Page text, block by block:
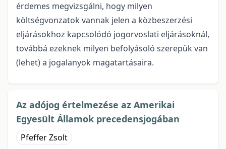
érdemes megvizsgálni, hogy milyen
költségvonzatok vannak jelen a közbeszerzési
eljárásokhoz kapcsolódó jogorvoslati eljárásoknál,
továbbá ezeknek milyen befolyásoló szerepük van
(lehet) a jogalanyok magatartásaira.
Az adójog értelmezése az Amerikai
Egyesült Államok precedensjogában
Pfeffer Zsolt